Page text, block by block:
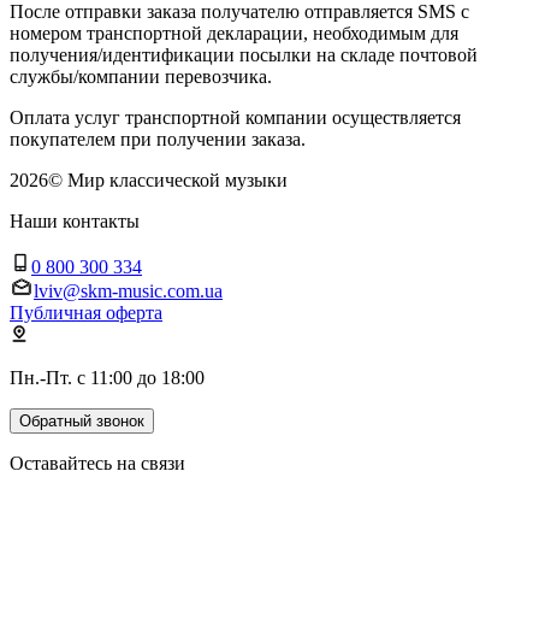
После отправки заказа получателю отправляется SMS с
номером транспортной декларации, необходимым для
получения/идентификации посылки на складе почтовой
службы/компании перевозчика.
Оплата услуг транспортной компании осуществляется
покупателем при получении заказа.
2026© Мир классической музыки
Наши контакты
0 800 300 334
lviv@skm-music.com.ua
Публичная оферта
Пн.-Пт. с 11:00 до 18:00
Обратный звонок
Оставайтесь на связи